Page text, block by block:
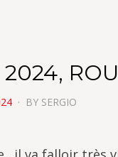
2024,
BY SERGIO